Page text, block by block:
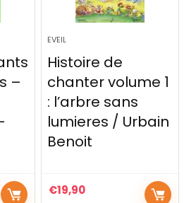
–
EVEIL
Histoire de
chanter volume 1
: l’arbre sans
lumieres / Urbain
Benoit
€19,90